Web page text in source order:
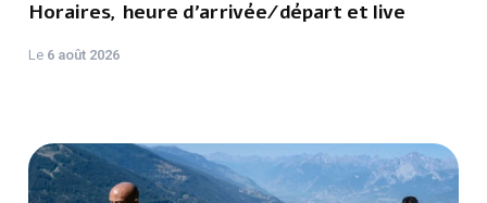
Horaires, heure d'arrivée/départ et live
Le 6 août 2026